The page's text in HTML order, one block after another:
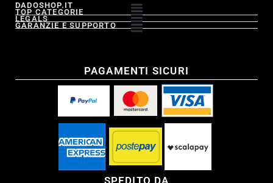
DADOSHOP.IT
TOP CATEGORIE
LEGALS
GARANZIE E SUPPORTO
PAGAMENTI SICURI
SPEDITO DA